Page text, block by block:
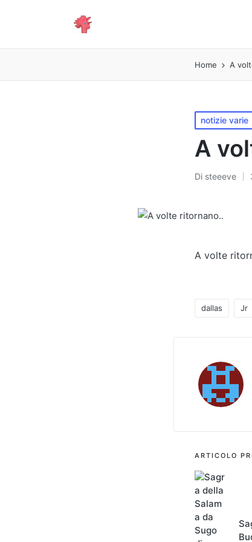
Home A
Pubblicato
in
notizie varie
A
Pubblicato
Di steeeve
A volte
Tag:
dallas Jr
articoli
ARTICOLO